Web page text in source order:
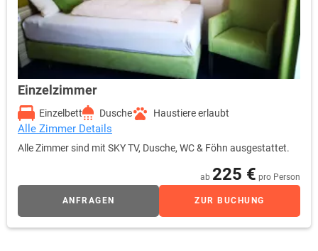
Einzelzimmer
Einzelbett Dusche Haustiere erlaubt
Alle Zimmer Details
Alle Zimmer sind mit SKY TV, Dusche, WC & Föhn ausgestattet.
ab 225 € pro Person
ANFRAGEN ZUR BUCHUNG